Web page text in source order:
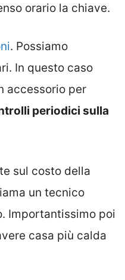
orario la chiave.
. Possiamo
In questo caso
accessorio per
periodici sulla
sul costo della
un tecnico
Importantissimo poi
casa più calda